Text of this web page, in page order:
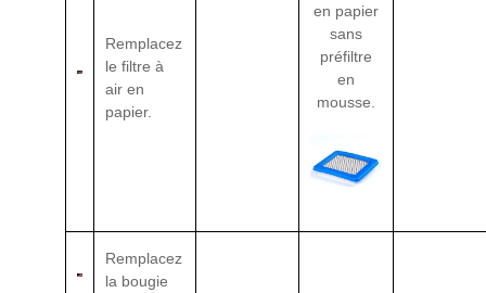
Remplacez
le filtre à
air en
papier.
en papier
sans
préfiltre
en
mousse.
Remplacez
la bougie